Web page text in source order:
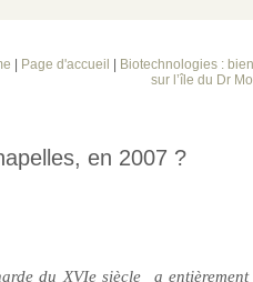
Page d'accueil
Biotechnologies :
sur l’île du Dr
en 2007 ?
du XVIe siècle
a